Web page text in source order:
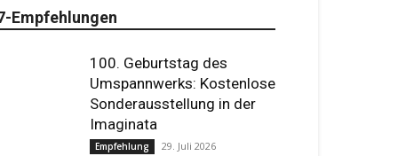
Empfehlungen
100. Geburtstag des
Umspannwerks: Kostenlose
Sonderausstellung in der
Imaginata
Empfehlung 29. Juli 2026